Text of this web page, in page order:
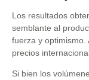
Los resultados
semblante al
fuerza y optimismo.
precios
Si bien los